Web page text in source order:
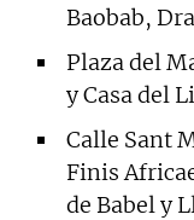
Baobab,
Plaza del
y Casa del
Calle Sant
Finis
de Babel y